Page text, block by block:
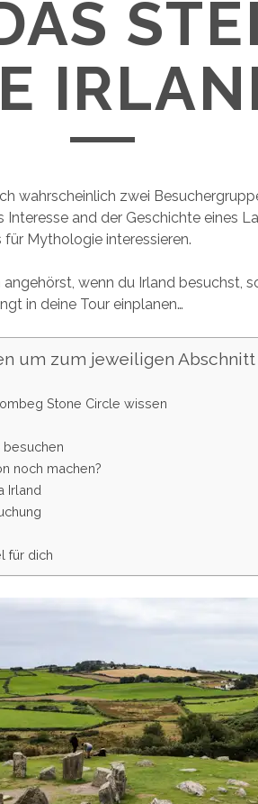
wahrscheinlich zwei
Interesse and der Geschichte eines
für Mythologie interessieren.
wenn du Irland besuchst,
in deine Tour einplanen…
um zum jeweiligen Abschnitt
Stone Circle wissen
besuchen
noch machen?
Irland
für dich